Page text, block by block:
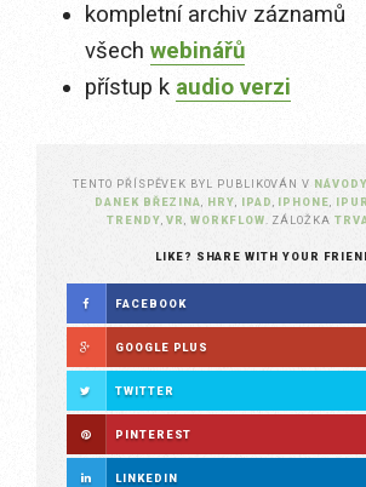
kompletní archiv záznamů
všech webinářů
přístup k audio verzi
TENTO PŘÍSPĚVEK BYL PUBLIKOVÁN V NÁVODY
DANEK BŘEZINA
HRY IPAD IPHONE
TRENDY ,VR ,WORKFLOW . ZÁLOŽKA
LIKE? SHARE WITH YOUR
FACEBOOK
GOOGLE PLUS
TWITTER
PINTEREST
LINKEDIN